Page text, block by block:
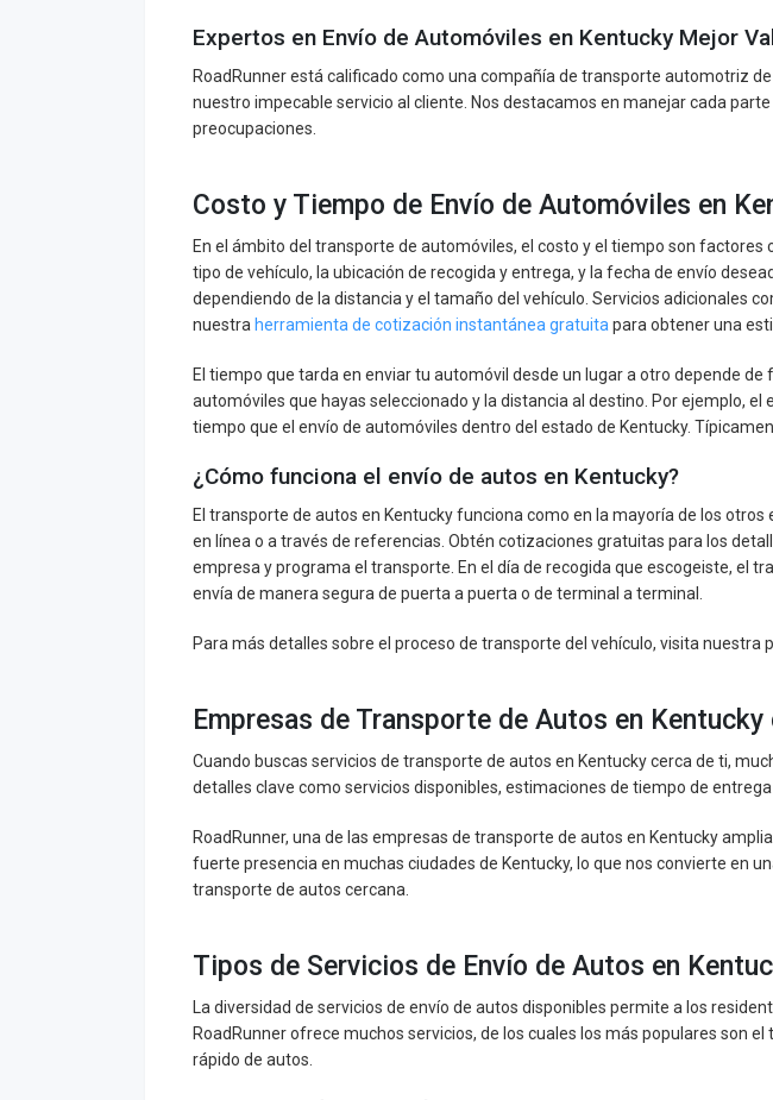
Expertos en Envío de Automóviles en Kentucky Mejor
RoadRunner está calificado como una compañía de transporte automotriz
nuestro impecable servicio al cliente. Nos destacamos en manejar cada
preocupaciones.
Costo y Tiempo de Envío de Automóviles en
En el ámbito del transporte de automóviles, el costo y el tiempo son
tipo de vehículo, la ubicación de recogida y entrega, y la fecha de envío
dependiendo de la distancia y el tamaño del vehículo. Servicios adicionales
nuestra herramienta de cotización instantánea gratuitapara obtener una
El tiempo que tarda en enviar tu automóvil desde un lugar a otro depende
automóviles que hayas seleccionado y la distancia al destino. Por ejemplo,
tiempo que el envío de automóviles dentro del estado de Kentucky.
¿Cómo funciona el envío de autos en Kentucky?
El transporte de autos en Kentucky funciona como en la mayoría de los
en línea o a través de referencias. Obtén cotizaciones gratuitas para los
empresa y programa el transporte. En el día de recogida que escogeiste, el
envía de manera segura de puerta a puerta o de terminal a terminal.
Para más detalles sobre el proceso de transporte del vehículo, visita nuestra
Empresas de Transporte de Autos en Kentucky
Cuando buscas servicios de transporte de autos en Kentucky cerca de ti,
detalles clave como servicios disponibles, estimaciones de tiempo de entrega
RoadRunner, una de las empresas de transporte de autos en Kentucky
fuerte presencia en muchas ciudades de Kentucky, lo que nos convierte en
transporte de autos cercana.
Tipos de Servicios de Envío de Autos en
La diversidad de servicios de envío de autos disponibles permite a los
RoadRunner ofrece muchos servicios, de los cuales los más populares son
rápido de autos.